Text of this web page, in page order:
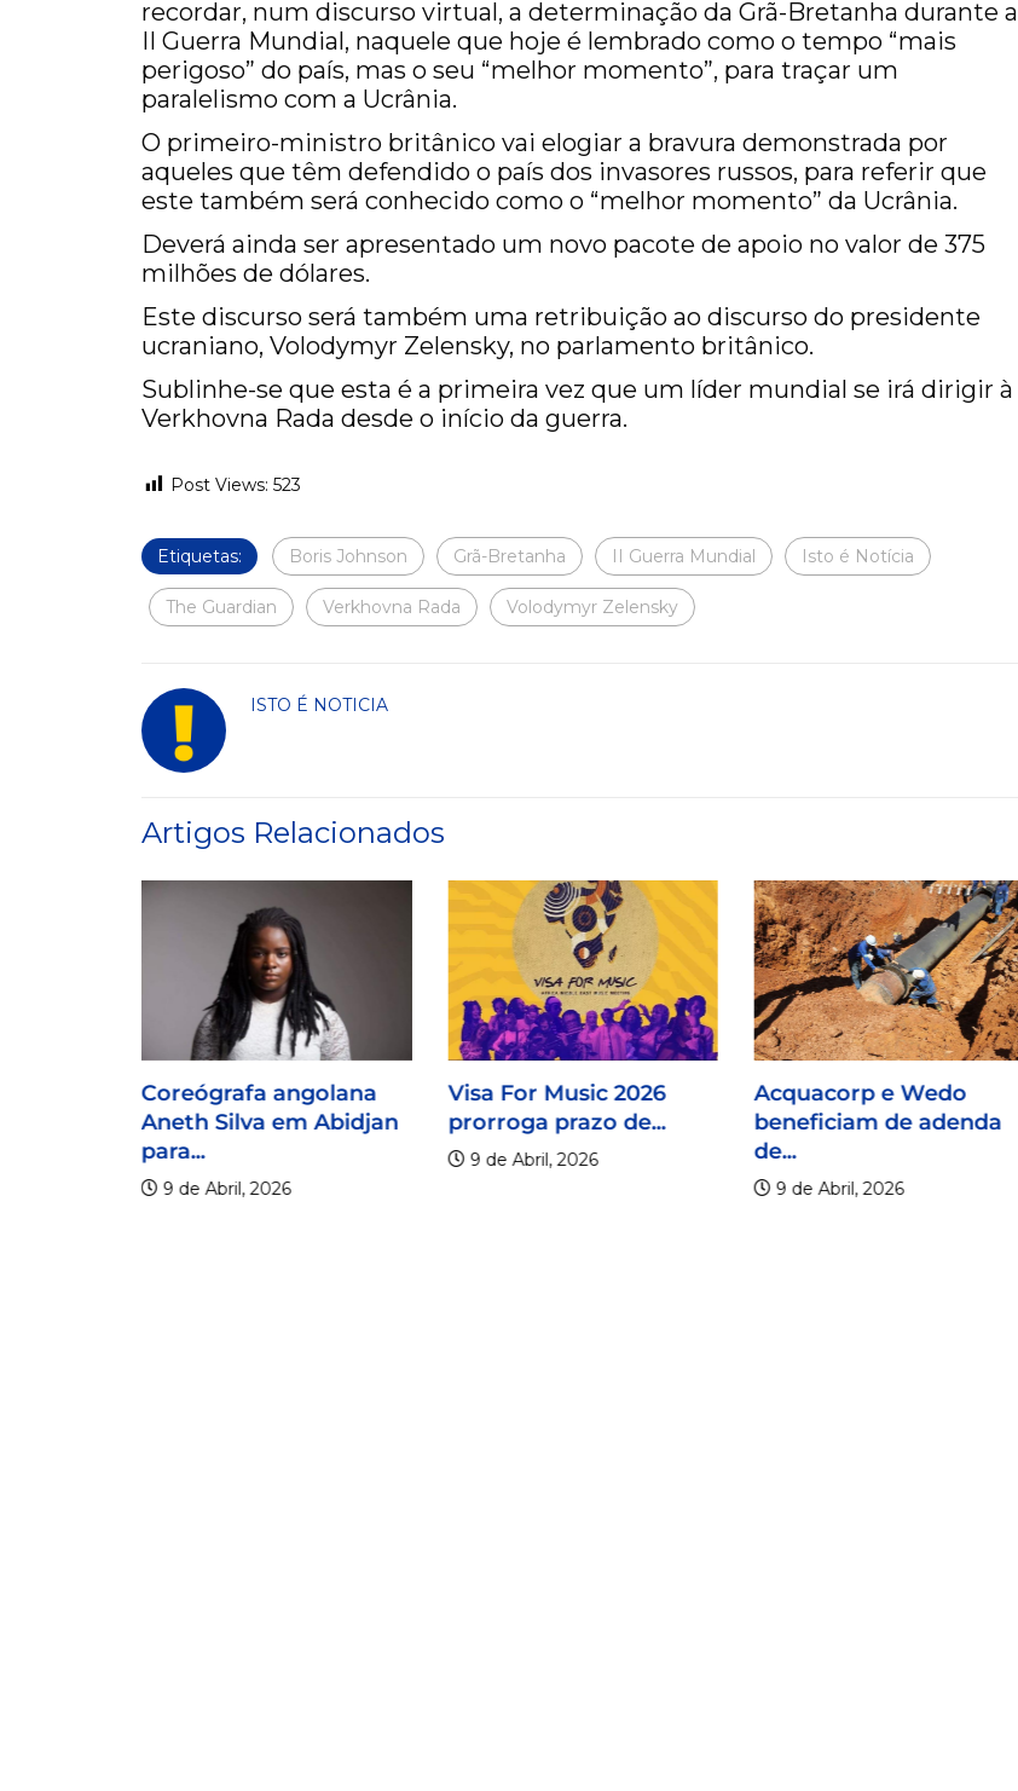
recordar, num discurso virtual, a determinação da Grã-Bretanha durante a
II Guerra Mundial, naquele que hoje é lembrado como o tempo “mais
perigoso” do país, mas o seu “melhor momento”, para traçar um
paralelismo com a Ucrânia.
O primeiro-ministro britânico vai elogiar a bravura demonstrada por
aqueles que têm defendido o país dos invasores russos, para referir que
este também será conhecido como o “melhor momento” da Ucrânia.
Deverá ainda ser apresentado um novo pacote de apoio no valor de 375
milhões de dólares.
Este discurso será também uma retribuição ao discurso do presidente
ucraniano, Volodymyr Zelensky, no parlamento britânico.
Sublinhe-se que esta é a primeira vez que um líder mundial se irá dirigir à
Verkhovna Rada desde o início da guerra.
Post Views: 523
Etiquetas: Boris Johnson Grã-Bretanha II Guerra Mundial Isto é Notícia
The Guardian Verkhovna Rada Volodymyr Zelensky
ISTO É NOTICIA
Artigos Relacionados
Coreógrafa angolana
Aneth Silva em Abidjan
para...
9 de Abril, 2026
Visa For Music 2026
prorroga prazo de...
9 de Abril, 2026
Acquacorp e Wedo
beneficiam de adenda
de...
9 de Abril, 2026